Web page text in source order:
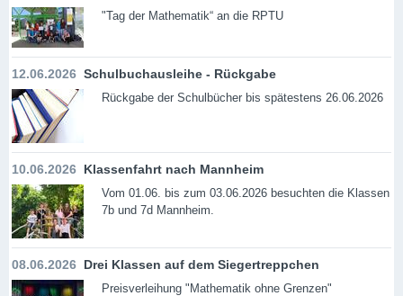
"Tag der Mathematik“ an die RPTU
12.06.2026 Schulbuchausleihe - Rückgabe
Rückgabe der Schulbücher bis spätestens 26.06.2026
10.06.2026 Klassenfahrt nach Mannheim
Vom 01.06. bis zum 03.06.2026 besuchten die Klassen
7b und 7d Mannheim.
08.06.2026 Drei Klassen auf dem Siegertreppchen
Preisverleihung "Mathematik ohne Grenzen"